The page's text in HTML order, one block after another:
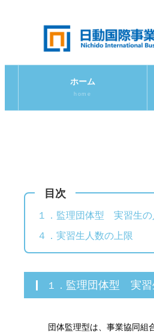
ホーム
home
目次
１．監理団体型 実習生の
４．実習生人数の上限
１．監理団体型 実
団体監理型は、事業協同組